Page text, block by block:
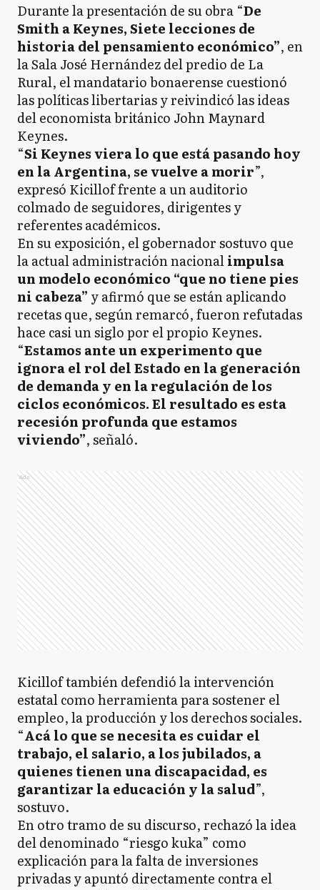
Durante la presentación de su obra “De
Smith a Keynes, Siete lecciones de
historia del pensamiento económico”, en
la Sala José Hernández del predio de La
Rural, el mandatario bonaerense cuestionó
las políticas libertarias y reivindicó las ideas
del economista británico John Maynard
Keynes.
“Si Keynes viera lo que está pasando hoy
en la Argentina, se vuelve a morir”,
expresó Kicillof frente a un auditorio
colmado de seguidores, dirigentes y
referentes académicos.
En su exposición, el gobernador sostuvo que
la actual administración nacionalimpulsa
un modelo económico “que no tiene pies
ni cabeza” y afirmó que se están aplicando
recetas que, según remarcó, fueron refutadas
hace casi un siglo por el propio Keynes.
“Estamos ante un experimento que
ignora el rol del Estado en la generación
de demanda y en la regulación de los
ciclos económicos. El resultado es esta
recesión profunda que estamos
viviendo”, señaló.
Ads
Kicillof también defendió la intervención
estatal como herramienta para sostener el
empleo, la producción y los derechos sociales.
“Acá lo que se necesita es cuidar el
trabajo, el salario, a los jubilados, a
quienes tienen una discapacidad, es
garantizar la educación y la salud”,
sostuvo.
En otro tramo de su discurso, rechazó la idea
del denominado “riesgo kuka” como
explicación para la falta de inversiones
privadas y apuntó directamente contra el